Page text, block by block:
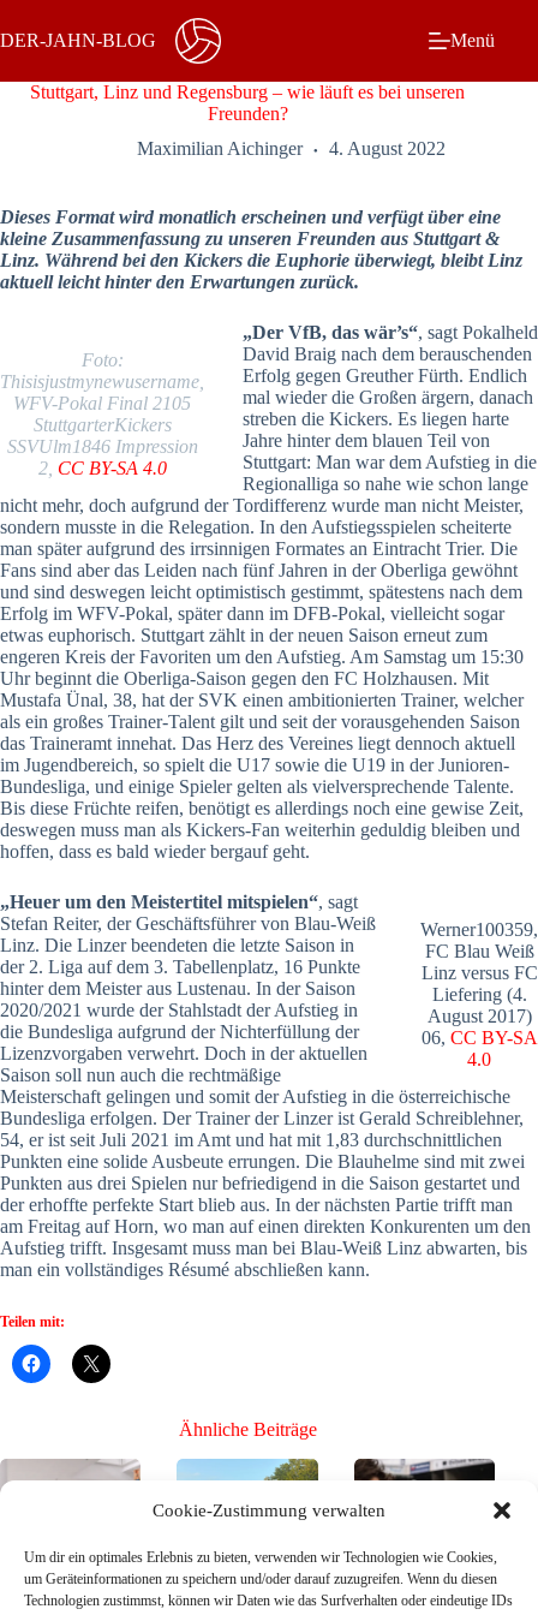
Cookie-Zustimmung verwalten
Um dir ein optimales Erlebnis zu bieten, verwenden wir Technologien wie Cookies,
um Geräteinformationen zu speichern und/oder darauf zuzugreifen. Wenn du diesen
Technologien zustimmst, können wir Daten wie das Surfverhalten oder eindeutige IDs
Inhalt
springen
DER-JAHN-BLOG Menü
Stuttgart, Linz und Regensburg – wie läuft es bei unseren
Freunden?
Maximilian Aichinger
4. August 2022
Dieses Format wird monatlich erscheinen und verfügt über eine
kleine Zusammenfassung zu unseren Freunden aus Stuttgart &
Linz. Während bei den Kickers die Euphorie überwiegt, bleibt Linz
aktuell leicht hinter den Erwartungen zurück.
Foto:
Thisisjustmynewusername,
WFV-Pokal Final 2105
StuttgarterKickers
SSVUlm1846 Impression
2, CC BY-SA 4.0
„Der VfB, das wär’s“, sagt Pokalheld
David Braig nach dem berauschenden
Erfolg gegen Greuther Fürth. Endlich
mal wieder die Großen ärgern, danach
streben die Kickers. Es liegen harte
Jahre hinter dem blauen Teil von
Stuttgart: Man war dem Aufstieg in die
Regionalliga so nahe wie schon lange
nicht mehr, doch aufgrund der Tordifferenz wurde man nicht Meister,
sondern musste in die Relegation. In den Aufstiegsspielen scheiterte
man später aufgrund des irrsinnigen Formates an Eintracht Trier. Die
Fans sind aber das Leiden nach fünf Jahren in der Oberliga gewöhnt
und sind deswegen leicht optimistisch gestimmt, spätestens nach dem
Erfolg im WFV-Pokal, später dann im DFB-Pokal, vielleicht sogar
etwas euphorisch. Stuttgart zählt in der neuen Saison erneut zum
engeren Kreis der Favoriten um den Aufstieg. Am Samstag um 15:30
Uhr beginnt die Oberliga-Saison gegen den FC Holzhausen. Mit
Mustafa Ünal, 38, hat der SVK einen ambitionierten Trainer, welcher
als ein großes Trainer-Talent gilt und seit der vorausgehenden Saison
das Traineramt innehat. Das Herz des Vereines liegt dennoch aktuell
im Jugendbereich, so spielt die U17 sowie die U19 in der Junioren-
Bundesliga, und einige Spieler gelten als vielversprechende Talente.
Bis diese Früchte reifen, benötigt es allerdings noch eine gewise Zeit,
deswegen muss man als Kickers-Fan weiterhin geduldig bleiben und
hoffen, dass es bald wieder bergauf geht.
Werner100359,
FC Blau Weiß
Linz versus FC
Liefering (4.
August 2017)
06, CC BY-SA
4.0
„Heuer um den Meistertitel mitspielen“, sagt
Stefan Reiter, der Geschäftsführer von Blau-Weiß
Linz. Die Linzer beendeten die letzte Saison in
der 2. Liga auf dem 3. Tabellenplatz, 16 Punkte
hinter dem Meister aus Lustenau. In der Saison
2020/2021 wurde der Stahlstadt der Aufstieg in
die Bundesliga aufgrund der Nichterfüllung der
Lizenzvorgaben verwehrt. Doch in der aktuellen
Saison soll nun auch die rechtmäßige
Meisterschaft gelingen und somit der Aufstieg in die österreichische
Bundesliga erfolgen. Der Trainer der Linzer ist Gerald Schreiblehner,
54, er ist seit Juli 2021 im Amt und hat mit 1,83 durchschnittlichen
Punkten eine solide Ausbeute errungen. Die Blauhelme sind mit zwei
Punkten aus drei Spielen nur befriedigend in die Saison gestartet und
der erhoffte perfekte Start blieb aus. In der nächsten Partie trifft man
am Freitag auf Horn, wo man auf einen direkten Konkurenten um den
Aufstieg trifft. Insgesamt muss man bei Blau-Weiß Linz abwarten, bis
man ein vollständiges Résumé abschließen kann.
Teilen mit:
Ähnliche Beiträge
Bühne frei für die Mission Toto- Bühne frei für die